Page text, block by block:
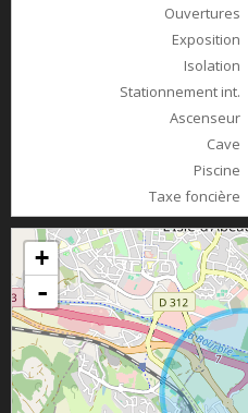
Ouvertures
Exposition
Isolation
Stationnement int.
Ascenseur
Cave
Piscine
Taxe foncière
+
-